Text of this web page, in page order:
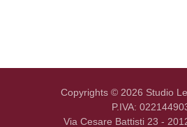
Copyrights © 2026 Studio
P.IVA:
Via Cesare Battisti 23 -